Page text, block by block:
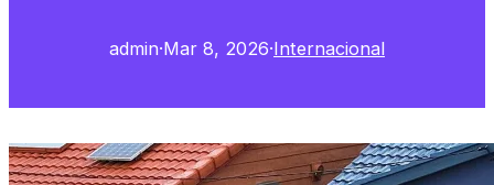
admin·Mar 8, 2026·Internacional